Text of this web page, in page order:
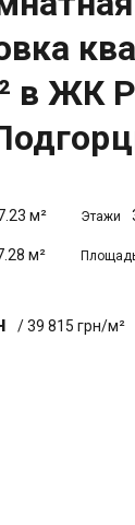
в ЖК
м² Этажи
м²
/ 39 815 грн/м²